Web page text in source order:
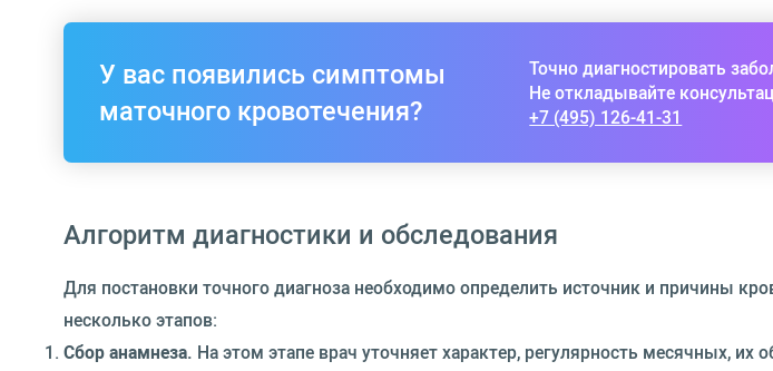
У вас появились симптомы
маточного кровотечения?
Точно диагностировать
Не откладывайте
+7 (495) 126-41-31
Алгоритм диагностики и обследования
Для постановки точного диагноза необходимо определить источник и причины
несколько этапов:
Сбор анамнеза. На этом этапе врач уточняет характер, регулярность месячных, их